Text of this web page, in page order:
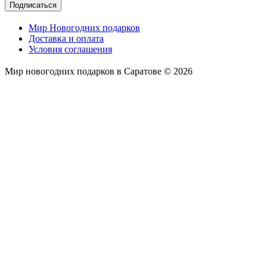
Подписаться
Мир Новогодних подарков
Доставка и оплата
Условия соглашения
Мир новогодних подарков в Саратове © 2026